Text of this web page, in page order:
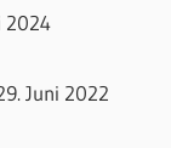
2024
Juni 2022